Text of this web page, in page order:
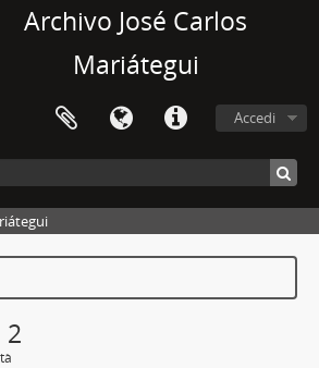
Archivo José Carlos
Mariátegui
Accedi
2